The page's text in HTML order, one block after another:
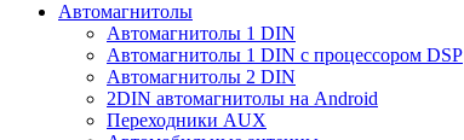
Автомагнитолы
Автомагнитолы 1 DIN
Автомагнитолы 1 DIN с процессором DSP
Автомагнитолы 2 DIN
2DIN автомагнитолы на Android
Переходники AUX